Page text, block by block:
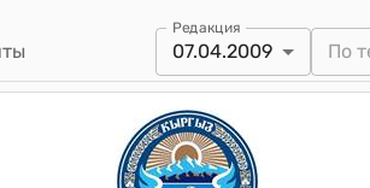
Редакция
07.04.2009